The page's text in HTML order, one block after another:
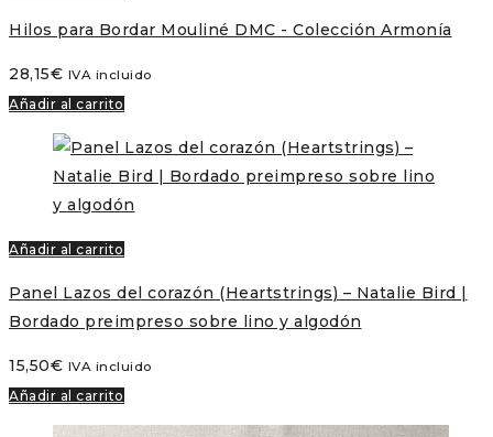
Hilos para Bordar Mouliné DMC - Colección Armonía
28,15€ IVA incluido
Añadir al carrito
Añadir al carrito
Panel Lazos del corazón (Heartstrings) – Natalie Bird |
Bordado preimpreso sobre lino y algodón
15,50€ IVA incluido
Añadir al carrito